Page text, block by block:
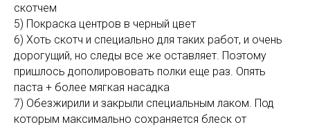
скотчем
5) Покраска центров в черный цвет
6) Хоть скотч и специально для таких работ, и очень
дорогущий, но следы все же оставляет. Поэтому
пришлось дополирововать полки еще раз. Опять
паста + более мягкая насадка
7) Обезжирили и закрыли специальным лаком. Под
которым максимально сохраняется блеск от